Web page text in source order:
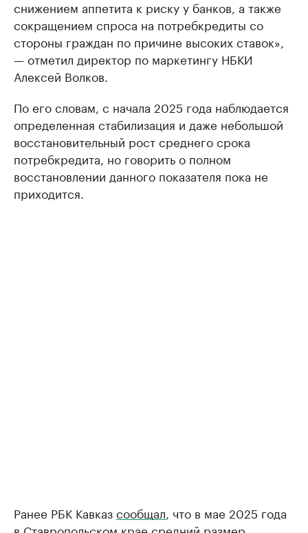
снижением аппетита к риску у банков, а также
сокращением спроса на потребкредиты со
стороны граждан по причине высоких ставок»,
— отметил директор по маркетингу НБКИ
Алексей Волков.
По его словам, с начала 2025 года наблюдается
определенная стабилизация и даже небольшой
восстановительный рост среднего срока
потребкредита, но говорить о полном
восстановлении данного показателя пока не
приходится.
Ранее РБК Кавказсообщал , что в мае 2025 года